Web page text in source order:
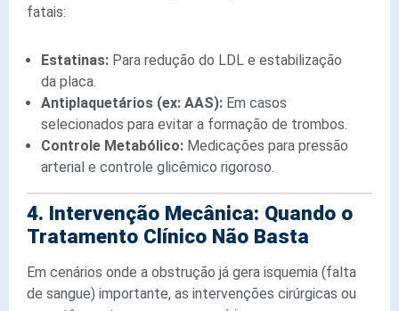
fatais:
Estatinas: Para redução do LDL e estabilização
da placa.
Antiplaquetários (ex: AAS): Em casos
selecionados para evitar a formação de trombos.
Controle Metabólico: Medicações para pressão
arterial e controle glicêmico rigoroso.
4. Intervenção Mecânica: Quando o
Tratamento Clínico Não Basta
Em cenários onde a obstrução já gera isquemia (falta
de sangue) importante, as intervenções cirúrgicas ou